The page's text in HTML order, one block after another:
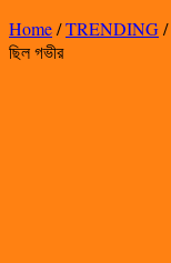
Home/TRENDING/
ছিল গভীর